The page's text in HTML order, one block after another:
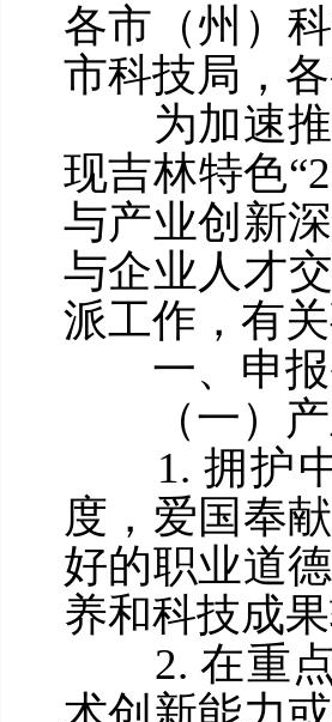
各市（州）
市科技局，
为加速推
现吉林特色
与产业创新
与企业人才
派工作，有
一、申
（一）产
1. 拥护中
度，爱国奉
好的职业道
养和科技成果
2. 在重点